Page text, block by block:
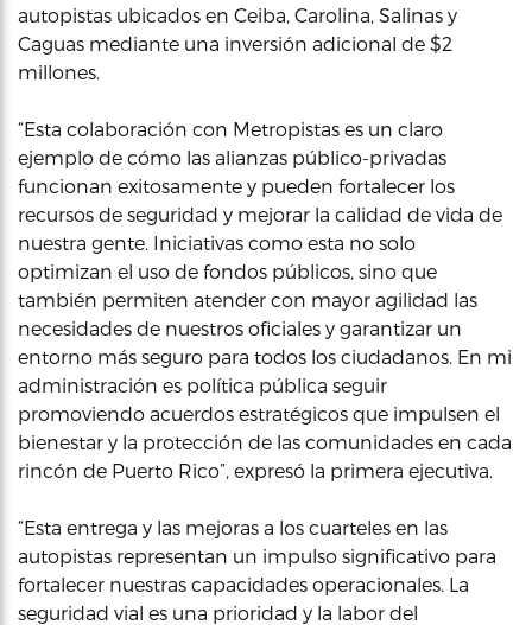
autopistas ubicados en Ceiba, Carolina, Salinas y
Caguas mediante una inversión adicional de $2
millones.
“Esta colaboración con Metropistas es un claro
ejemplo de cómo las alianzas público-privadas
funcionan exitosamente y pueden fortalecer los
recursos de seguridad y mejorar la calidad de vida de
nuestra gente. Iniciativas como esta no solo
optimizan el uso de fondos públicos, sino que
también permiten atender con mayor agilidad las
necesidades de nuestros oficiales y garantizar un
entorno más seguro para todos los ciudadanos. En mi
administración es política pública seguir
promoviendo acuerdos estratégicos que impulsen el
bienestar y la protección de las comunidades en cada
rincón de Puerto Rico”, expresó la primera ejecutiva.
“Esta entrega y las mejoras a los cuarteles en las
autopistas representan un impulso significativo para
fortalecer nuestras capacidades operacionales. La
seguridad vial es una prioridad y la labor del